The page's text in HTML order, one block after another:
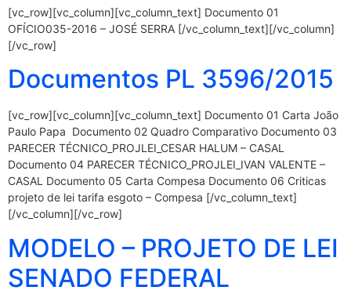
[vc_row][vc_column][vc_column_text] Documento 01
OFÍCIO035-2016 – JOSÉ SERRA [/vc_column_text][/vc_column]
[/vc_row]
Documentos PL 3596/2015
[vc_row][vc_column][vc_column_text] Documento 01 Carta João
Paulo Papa Documento 02 Quadro Comparativo Documento 03
PARECER TÉCNICO_PROJLEI_CESAR HALUM – CASAL
Documento 04 PARECER TÉCNICO_PROJLEI_IVAN VALENTE –
CASAL Documento 05 Carta Compesa Documento 06 Criticas
projeto de lei tarifa esgoto – Compesa [/vc_column_text]
[/vc_column][/vc_row]
MODELO – PROJETO DE LEI
SENADO FEDERAL